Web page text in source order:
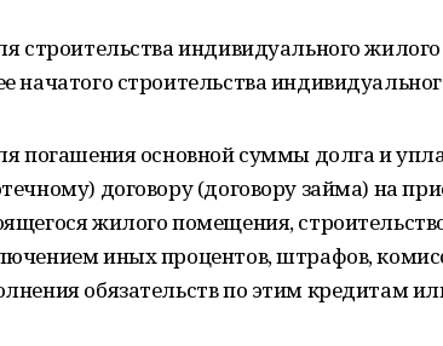
строительства индивидуального
начатого строительства
погашения основной суммы долга и
договору (договору займа) на
жилого помещения,
иных процентов, штрафов,
обязательств по этим кредитам